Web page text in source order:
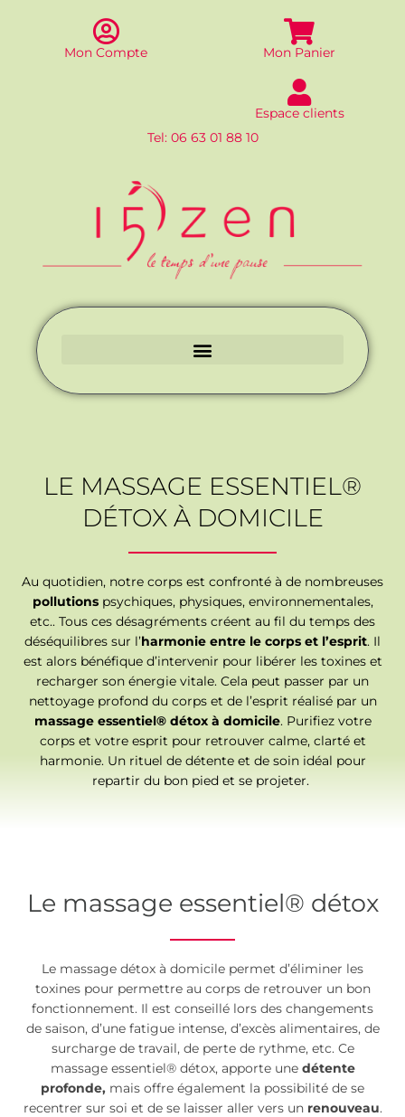
Mon Compte Mon Panier
Espace clients
Tel: 06 63 01 88 10
LE MASSAGE ESSENTIEL®
DÉTOX À DOMICILE
Au quotidien, notre corps est confronté à de nombreuses
pollutionspsychiques, physiques, environnementales,
etc.. Tous ces désagréments créent au fil du temps des
déséquilibres sur l’harmonie entre le corps et l’esprit. Il
est alors bénéfique d’intervenir pour libérer les toxines et
recharger son énergie vitale. Cela peut passer par un
nettoyage profond du corps et de l’esprit réalisé par un
massage essentiel® détox à domicile. Purifiez votre
corps et votre esprit pour retrouver calme, clarté et
harmonie. Un rituel de détente et de soin idéal pour
repartir du bon pied et se projeter.
Le massage essentiel® détox
Le massage détox à domicile permet d’éliminer les
toxines pour permettre au corps de retrouver un bon
fonctionnement. Il est conseillé lors des changements
de saison, d’une fatigue intense, d’excès alimentaires, de
surcharge de travail, de perte de rythme, etc. Ce
massage essentiel® détox, apporte une détente
profonde, mais offre également la possibilité de se
recentrer sur soi et de se laisser aller vers un renouveau.